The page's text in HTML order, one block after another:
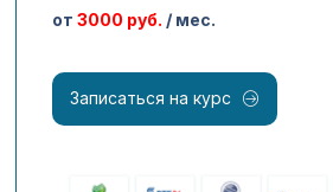
от 3000 руб. / мес.
Записаться на курс